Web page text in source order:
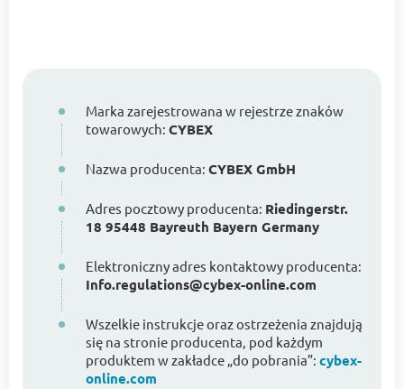
Marka zarejestrowana w rejestrze znaków
towarowych: CYBEX
Nazwa producenta: CYBEX GmbH
Adres pocztowy producenta: Riedingerstr.
18 95448 Bayreuth Bayern Germany
Elektroniczny adres kontaktowy producenta:
Info.regulations@cybex-online.com
Wszelkie instrukcje oraz ostrzeżenia znajdują
się na stronie producenta, pod każdym
produktem w zakładce „do pobrania”: cybex-
online.com